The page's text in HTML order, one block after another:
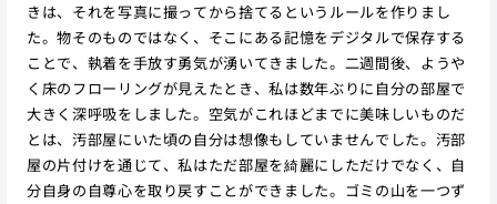
きは、それを写真に撮ってから捨てるというルールを作りまし
た。物そのものではなく、そこにある記憶をデジタルで保存する
ことで、執着を手放す勇気が湧いてきました。二週間後、ようや
く床のフローリングが見えたとき、私は数年ぶりに自分の部屋で
大きく深呼吸をしました。空気がこれほどまでに美味しいものだ
とは、汚部屋にいた頃の自分は想像もしていませんでした。汚部
屋の片付けを通じて、私はただ部屋を綺麗にしただけでなく、自
分自身の自尊心を取り戻すことができました。ゴミの山を一つず